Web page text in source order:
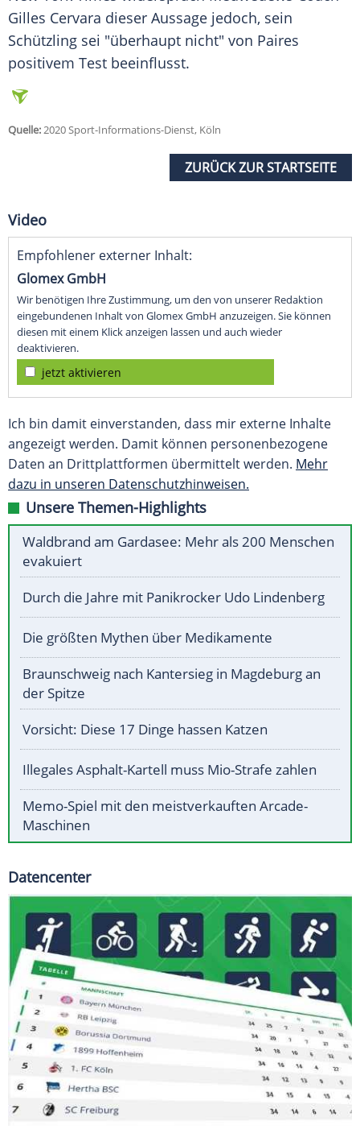
Gilles Cervara dieser Aussage jedoch, sein
Schützling sei "überhaupt nicht" von Paires
positivem Test beeinflusst.
Quelle:2020 Sport-Informations-Dienst, Köln
ZURÜCK ZUR STARTSEITE
Video
Empfohlener externer Inhalt:
Glomex GmbH
Wir benötigen Ihre Zustimmung, um den von unserer Redaktion
eingebundenen Inhalt von Glomex GmbH anzuzeigen. Sie können
diesen mit einem Klick anzeigen lassen und auch wieder
deaktivieren.
jetzt aktivieren
Ich bin damit einverstanden, dass mir externe Inhalte
angezeigt werden. Damit können personenbezogene
Daten an Drittplattformen übermittelt werden. Mehr
dazu in unseren Datenschutzhinweisen.
Unsere Themen-Highlights
Waldbrand am Gardasee: Mehr als 200 Menschen
evakuiert
Durch die Jahre mit Panikrocker Udo Lindenberg
Die größten Mythen über Medikamente
Braunschweig nach Kantersieg in Magdeburg an
der Spitze
Vorsicht: Diese 17 Dinge hassen Katzen
Illegales Asphalt-Kartell muss Mio-Strafe zahlen
Memo-Spiel mit den meistverkauften Arcade-
Maschinen
Datencenter